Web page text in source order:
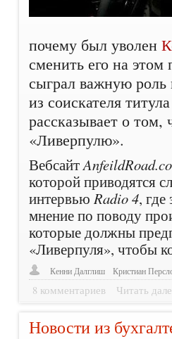
почему был уволен
сменить его на
сыграл важную роль
из соискателя
рассказывает о том,
«Ливерпулю».
Вебсайт
которой приводятся
интервью Radio 4, где
мнение по поводу
которые должны
«Ливерпуля», чтобы
Кенни Далглиш Кристиан
8 комментариев Читать
Новости из